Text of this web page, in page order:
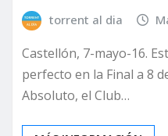
torrent al dia
Castellón, 7-mayo-16.
perfecto en la Final a 8
Absoluto, el Club…